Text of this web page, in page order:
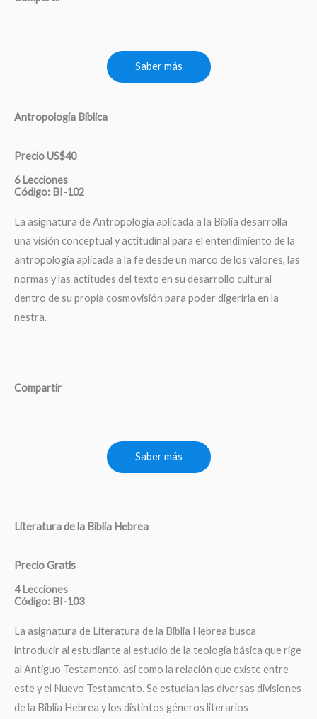
Saber más
Antropología Bíblica
Precio US$40
6 Lecciones
Código: BI-102
La asignatura de Antropología aplicada a la Biblia desarrolla
una visión conceptual y actitudinal para el entendimiento de la
antropología aplicada a la fe desde un marco de los valores, las
normas y las actitudes del texto en su desarrollo cultural
dentro de su propia cosmovisión para poder digerirla en la
nestra.
Compartir
Saber más
Literatura de la Biblia Hebrea
Precio Gratis
4 Lecciones
Código: BI-103
La asignatura de Literatura de la Biblia Hebrea busca
introducir al estudiante al estudio de la teología básica que rige
al Antiguo Testamento, así como la relación que existe entre
este y el Nuevo Testamento. Se estudian las diversas divisiones
de la Biblia Hebrea y los distintos géneros literarios